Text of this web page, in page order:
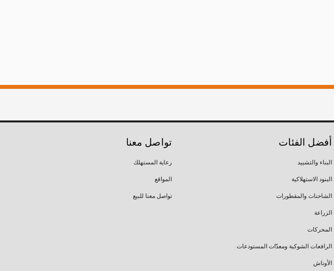
أفضل الفئات
البناء والتشييد
البنود الاستهلاكية
الشاحنات والمقطورات
الزراعة
المحركات
الرافعات الشوكية ومعدّات المستودعات
الأوناش
تواصل معنا
رعاية المستهلك
المواقع
تواصل معنا للبيع